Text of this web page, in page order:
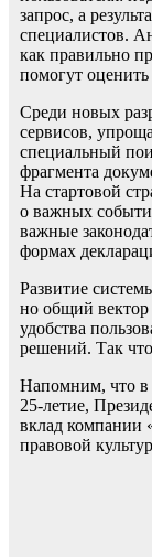
запрос, а
специалистов.
как правильно
помогут
Среди новых
сервисов,
специальный
фрагмента
На стартовой
о важных
важные
формах
Развитие
но общий
удобства
решений. Так
Напомним, что в
25-летие,
вклад компании
правовой